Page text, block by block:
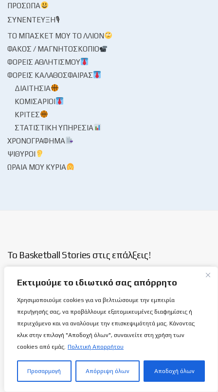
Εκτιμούμε το ιδιωτικό σας απόρρητο
Χρησιμοποιούμε cookies για να βελτιώσουμε την εμπειρία
περιήγησής σας, να προβάλλουμε εξατομικευμένες διαφημίσεις ή
περιεχόμενο και να αναλύουμε την επισκεψιμότητά μας. Κάνοντας
κλικ στην επιλογή "Αποδοχή όλων", συναινείτε στη χρήση των
cookies από εμάς. Πολιτική Απορρήτου
Προσαρμογή Απόρριψη όλων Αποδοχή όλων
ΠΡΌΣΩΠΑ
ΣΥΝΈΝΤΕΥΞΗ🎙
ΤΟ ΜΠΆΣΚΕΤ ΜΟΥ ΤΟ ΛΛΊΟΝ
ΦΑΚΌΣ / ΜΑΓΝΗΤΟΣΚΌΠΙΟ
ΦΟΡΕΊΣ ΑΘΛΗΤΙΣΜΟΎ
ΦΟΡΕΊΣ ΚΑΛΑΘΌΣΦΑΙΡΑΣ
ΔΙΑΙΤΗΣΊΑ
ΚΟΜΙΣΆΡΙΟΙ
ΚΡΙΤΈΣ
ΣΤΑΤΙΣΤΙΚΉ ΥΠΗΡΕΣΊΑ
ΧΡΟΝΟΓΡΆΦΗΜΑ
ΨΊΘΥΡΟΙ
ΩΡΑΊΑ ΜΟΥ ΚΥΡΊΑ
Το Basketball Stories στις επάλξεις!
Μια νέα ιστοσελίδα εμφανίζεται σήμερα μπροστά στις οθόνες
Κανένα μα κανένα κείμενο σε αυτήν την ιστοσελίδα, δεν
θα είναιανώνυμο!
καλαθόσφαιρα | ιστορία | πνεύμα | πολιτεία
Τελευταία άρθρα